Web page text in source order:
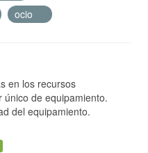
ocio
en los recursos
único de equipamiento.
del equipamiento.